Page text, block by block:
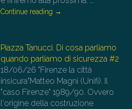
Continue reading →
Piazza Tanucci. Di cosa parliamo
quando parliamo di sicurezza #2
18/06/26 "Firenze la città
insicura"Matteo Magni (Unifi). Il
"caso Firenze" 1989/90. Ovvero
l'origine della costruzione